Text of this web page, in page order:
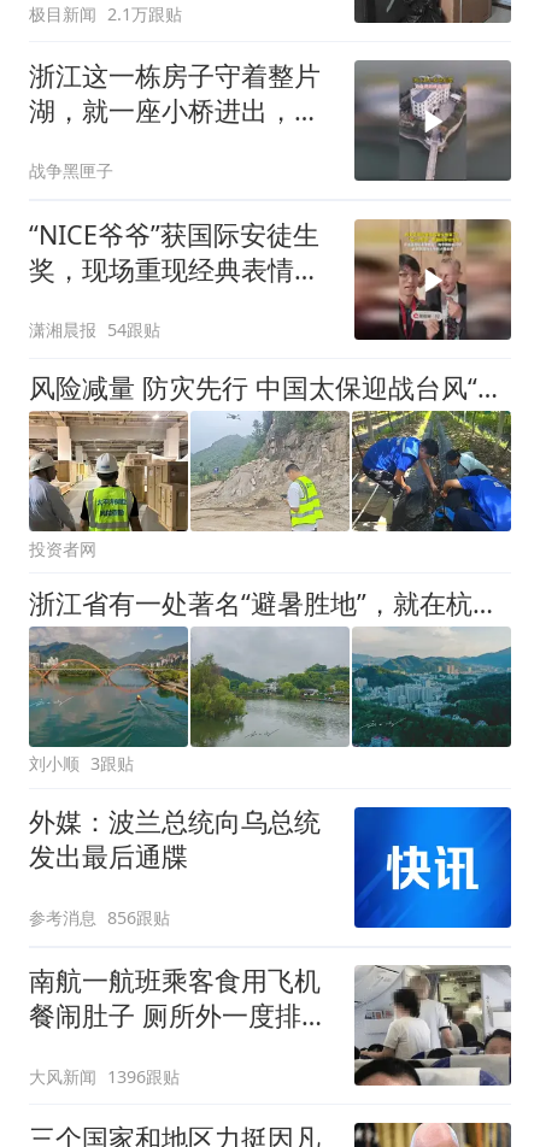
极目新闻 2.1万跟贴
浙江这一栋房子守着整片
湖，就一座小桥进出，院
战争黑匣子
“NICE爷爷”获国际安徒生
奖，现场重现经典表情
潇湘晨报 54跟贴
风险减量 防灾先行 中国太保迎战台风“白海豚”织密防护网
投资者网
浙江省有一处著名“避暑胜地”，就在杭州，好多游客却没来过？
刘小顺 3跟贴
外媒：波兰总统向乌总统
发出最后通牒
参考消息 856跟贴
南航一航班乘客食用飞机
餐闹肚子 厕所外一度排长
大风新闻 1396跟贴
三个国家和地区力挺因凡